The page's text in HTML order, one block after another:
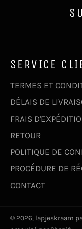
SERVICE
TERMES ET
DÉLAIS DE
FRAIS
RETOUR
POLITIQUE DE
PROCÉDURE DE
CONTACT
© 2026, lapjeskraam